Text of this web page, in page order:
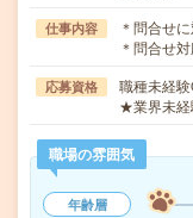
仕事内容
＊問合せ
＊問合せ
応募資格
職種未経
★業界未経
職場の雰囲気
年齢層